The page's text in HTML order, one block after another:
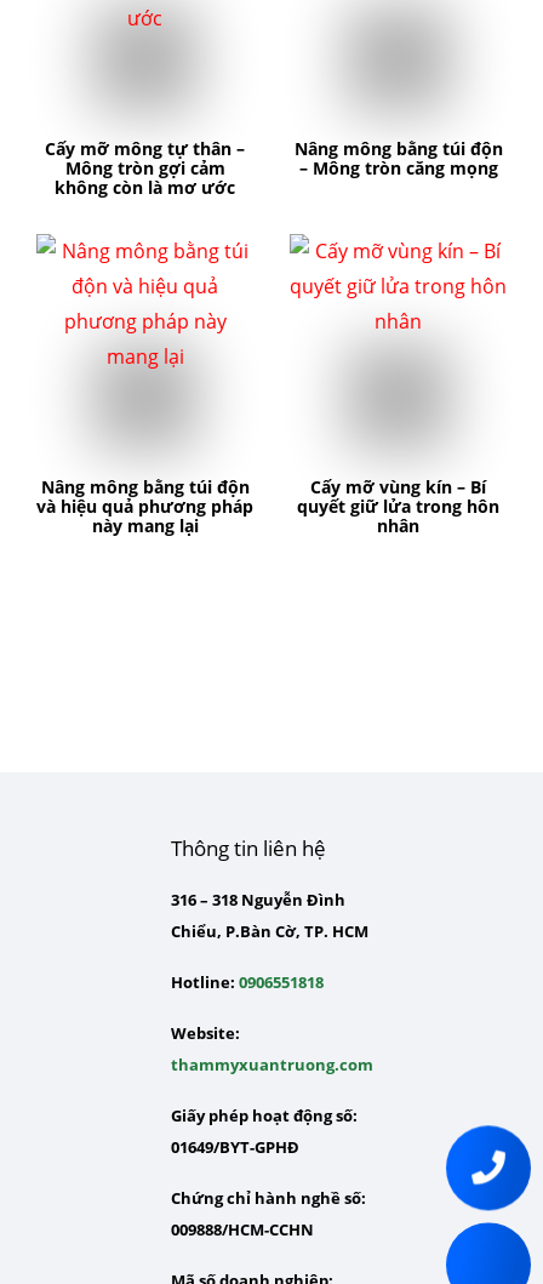
Cấy mỡ mông tự thân –
Mông tròn gợi cảm
không còn là mơ ước
Nâng mông bằng túi độn
– Mông tròn căng mọng
Nâng mông bằng túi độn
và hiệu quả phương pháp
này mang lại
Cấy mỡ vùng kín – Bí
quyết giữ lửa trong hôn
nhân
Thông tin liên hệ
316 – 318 Nguyễn Đình
Chiểu, P.Bàn Cờ, TP. HCM
Hotline: 0906551818
Website:
thammyxuantruong.com
Giấy phép hoạt động số:
01649/BYT-GPHĐ
Chứng chỉ hành nghề số:
009888/HCM-CCHN